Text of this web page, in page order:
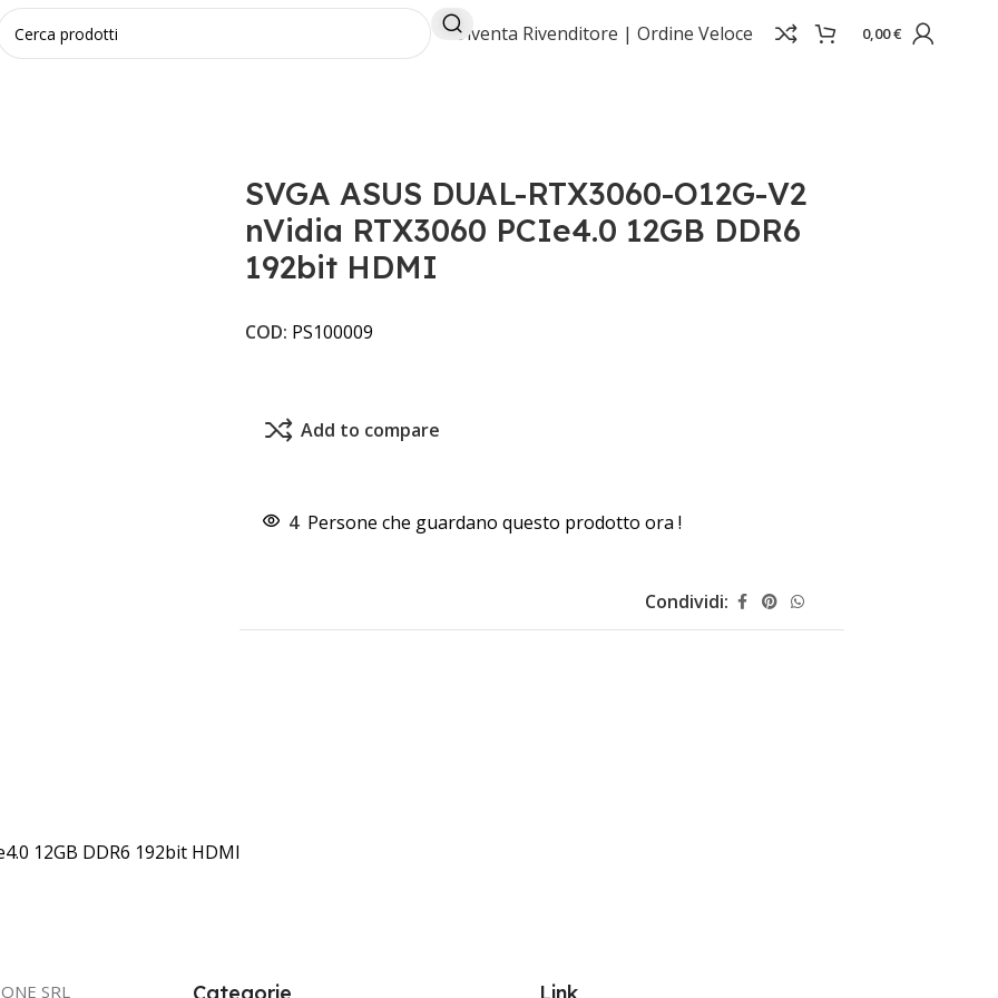
Diventa Rivenditore | Ordine Veloce 0,00€
RTX3060-O12G-V2 nVidia RTX3060 PCIe4.0 12GB DDR6 192bit HDMI
SVGA ASUS DUAL-RTX3060-O12G-V2
nVidia RTX3060 PCIe4.0 12GB DDR6
192bit HDMI
COD: PS100009
Add to compare
4 Persone che guardano questo prodotto ora !
Condividi:
12GB DDR6 192bit HDMI
SRL Categorie Link